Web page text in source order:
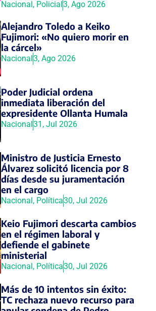
Nacional , Policial 3, Ago 2026
Alejandro Toledo a Keiko
Fujimori: «No quiero morir en
la cárcel»
Nacional 3, Ago 2026
Poder Judicial ordena
inmediata liberación del
expresidente Ollanta Humala
Nacional 31, Jul 2026
Ministro de Justicia Ernesto
Álvarez solicitó licencia por 8
días desde su juramentación
en el cargo
Nacional , Política30, Jul 2026
Keio Fujimori descarta cambios
en el régimen laboral y
defiende el gabinete
ministerial
Nacional , Política30, Jul 2026
Más de 10 intentos sin éxito:
TC rechaza nuevo recurso para